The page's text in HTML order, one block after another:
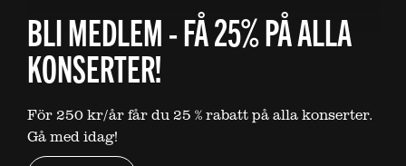
BLI MEDLEM - FÅ 25% PÅ ALLA
KONSERTER!
För 250 kr/år får du 25 % rabatt på alla konserter.
Gå med idag!